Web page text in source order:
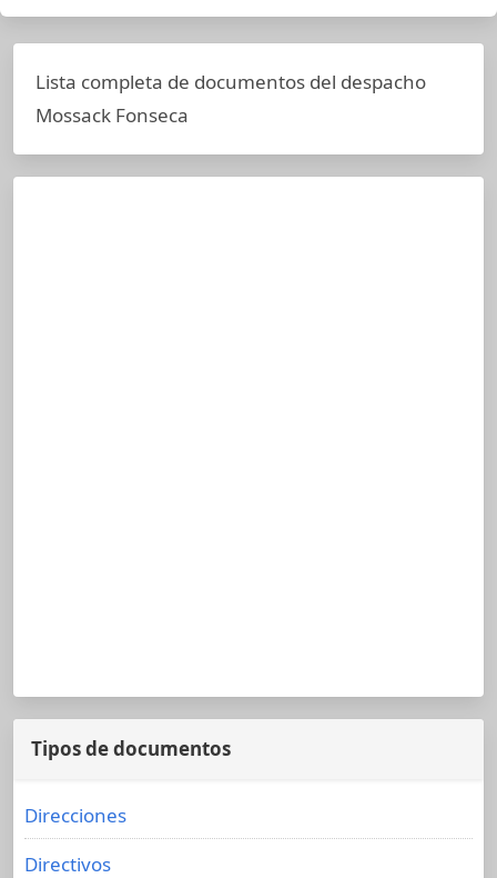
Lista completa de documentos del despacho
Mossack Fonseca
Tipos de documentos
Direcciones
Directivos